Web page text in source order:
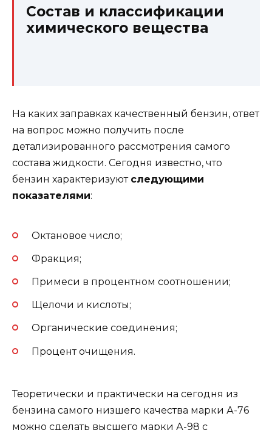
Состав и классификации
химического вещества
На каких заправках качественный бензин, ответ
на вопрос можно получить после
детализированного рассмотрения самого
состава жидкости. Сегодня известно, что
бензин характеризуют следующими
показателями:
Октановое число;
Фракция;
Примеси в процентном соотношении;
Щелочи и кислоты;
Органические соединения;
Процент очищения.
Теоретически и практически на сегодня из
бензина самого низшего качества марки А-76
можно сделать высшего марки А-98 с